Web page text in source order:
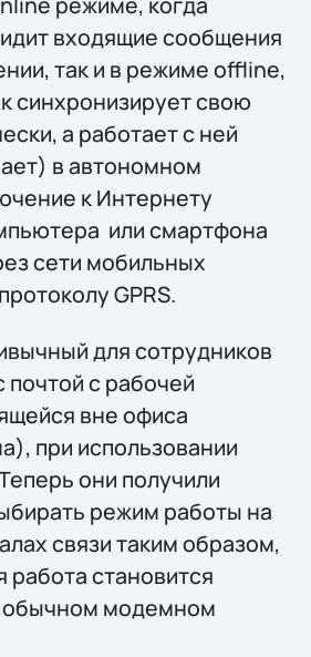
входящие сообщения
так и в режиме offline,
синхронизирует свою
а работает с ней
в автономном
к Интернету
или смартфона
сети мобильных
GPRS.
для сотрудников
с рабочей
вне офиса
при использовании
они получили
режим работы на
связи таким образом,
становится
обычном модемном